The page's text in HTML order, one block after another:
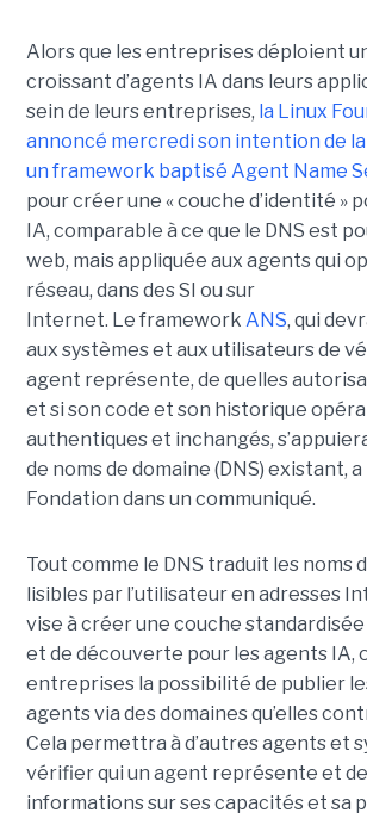
Alors que les entreprises déploient
croissant d’agents IA dans leurs
sein de leurs entreprises, la Linux
annoncé mercredi son intention de
un framework baptisé Agent Name
pour créer une « couche d’identité »
IA, comparable à ce que le DNS est
web, mais appliquée aux agents qui
réseau, dans des SI ou sur
Internet. Le framework ANS, qui
aux systèmes et aux utilisateurs de
agent représente, de quelles
et si son code et son historique
authentiques et inchangés,
de noms de domaine (DNS) existant, a
Fondation dans un communiqué.
Tout comme le DNS traduit les noms
lisibles par l’utilisateur en adresses
vise à créer une couche
et de découverte pour les agents IA,
entreprises la possibilité de publier
agents via des domaines qu’elles
Cela permettra à d’autres agents et
vérifier qui un agent représente et
informations sur ses capacités et sa